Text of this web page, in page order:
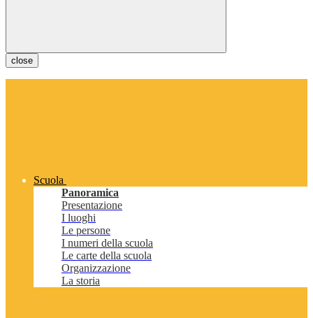
close
Scuola
Panoramica
Presentazione
I luoghi
Le persone
I numeri della scuola
Le carte della scuola
Organizzazione
La storia